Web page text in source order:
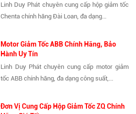
Linh Duy Phát chuyên cung cấp hộp giảm tốc
Chenta chính hãng Đài Loan, đa dạng...
Motor Giảm Tốc ABB Chính Hãng, Bảo
Hành Uy Tín
Linh Duy Phát chuyên cung cấp motor giảm
tốc ABB chính hãng, đa dạng công suất,...
Đơn Vị Cung Cấp Hộp Giảm Tốc ZQ Chính